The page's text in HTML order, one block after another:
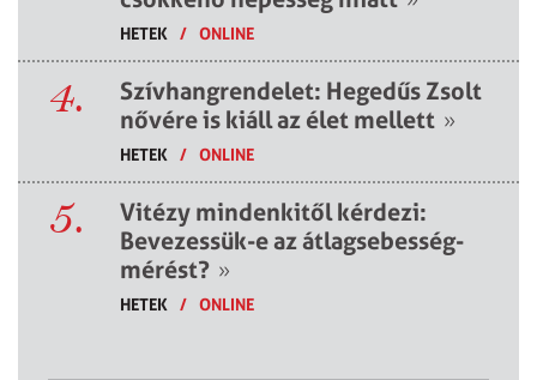
HETEK / ONLINE
4.
Szívhangrendelet: Hegedűs Zsolt
nővére is kiáll az élet mellett »
HETEK / ONLINE
5.
Vitézy mindenkitől kérdezi:
Bevezessük-e az átlagsebesség-
mérést? »
HETEK / ONLINE